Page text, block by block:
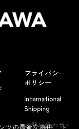
よくあるお問い合わせ
プライバシー
ポリシー
International
Shipping
お問い合わせ/